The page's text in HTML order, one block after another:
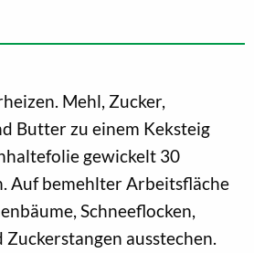
Mehl, Zucker,
Butter zu einem Keksteig
gewickelt 30
Auf bemehlter Arbeitsfläche
Schneeflocken,
ausstechen.